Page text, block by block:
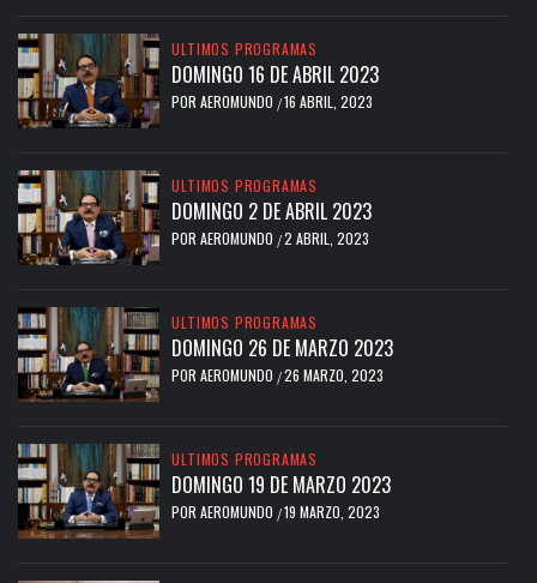
ULTIMOS PROGRAMAS
DOMINGO 16 DE ABRIL 2023
POR AEROMUNDO /16 ABRIL, 2023
ULTIMOS PROGRAMAS
DOMINGO 2 DE ABRIL 2023
POR AEROMUNDO /2 ABRIL, 2023
ULTIMOS PROGRAMAS
DOMINGO 26 DE MARZO 2023
POR AEROMUNDO /26 MARZO, 2023
ULTIMOS PROGRAMAS
DOMINGO 19 DE MARZO 2023
POR AEROMUNDO /19 MARZO, 2023